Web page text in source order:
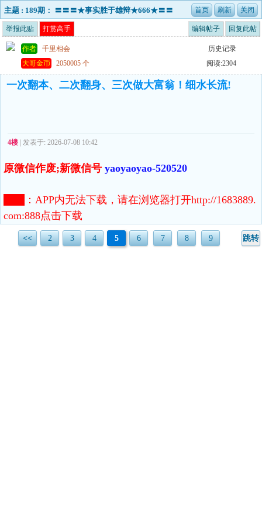
主题 : 189期： 〓〓〓★事实胜于雄辩★666★〓〓
〓实力演绎经典！！！
举报此贴 打赏高手 编辑帖子 回复此帖
作者 千里相会
历史记录
大哥金币
2050005 个 阅读:2304
一次翻本、二次翻身、三次做大富翁！细水长流!
4楼 | 发表于: 2026-07-08 10:42
原微信作废;新微信号 yaoyaoyao-520520
： APP内无法下载，请在浏览器打开http://1683889.
com:888点击下载
<< 2 3 4 5 6 7 8 9 跳转